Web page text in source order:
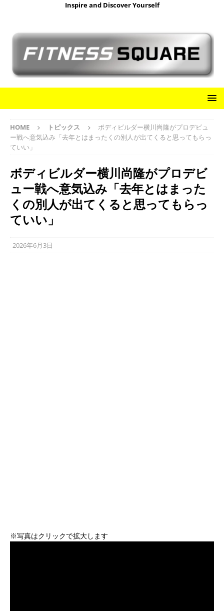
Inspire and Discover Yourself
HOME トピックス
ボディビルダー横川尚隆がプロデビュ
ー戦へ意気込み「去年とはまったくの別人が出てくると思ってもらっ
ていい」
ボディビルダー横川尚隆がプロデビ
ュー戦へ意気込み「去年とはまった
くの別人が出てくると思ってもらっ
ていい」
2026年6月3日
※写真はクリックで拡大します